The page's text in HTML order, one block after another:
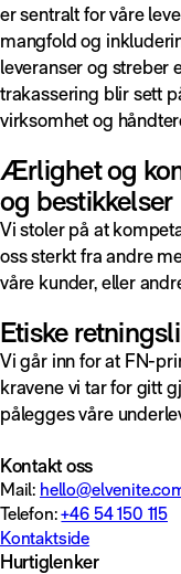
er sentralt for våre
mangfold og
leveranser og streber
trakassering blir sett
virksomhet og
Ærlighet og
og bestikkelser
Vi stoler på at
oss sterkt fra andre
våre kunder, eller
Etiske
Vi går inn for at FN-
kravene vi tar for gitt
pålegges våre
Kontakt oss
Mail:
Telefon:+46 54 150 115
Kontaktside
Hurtiglenker